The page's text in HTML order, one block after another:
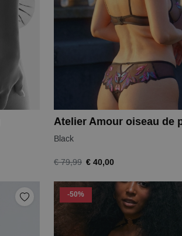
Black
€ 79,99 € 40,00
-50%